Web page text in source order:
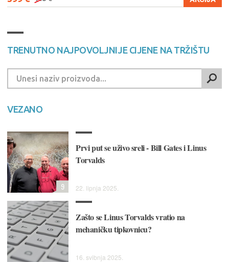
TRENUTNO NAJPOVOLJNIJE CIJENE NA TRŽIŠTU
VEZANO
Prvi put se uživo sreli - Bill Gates i Linus
Torvalds
22. lipnja 2025.
9
Zašto se Linus Torvalds vratio na
mehaničku tipkovnicu?
16. svibnja 2025.